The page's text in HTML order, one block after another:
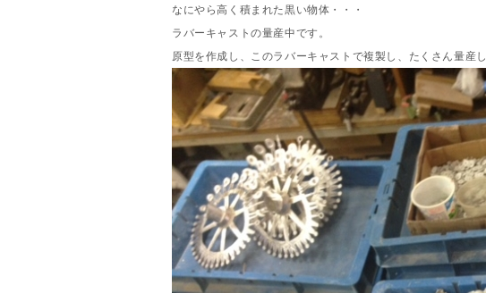
なにやら高く積まれた黒い物体・・・
ラバーキャストの量産中です。
原型を作成し、このラバーキャストで複製し、たくさん量産し